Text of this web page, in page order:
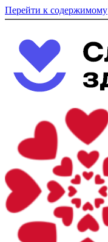
Перейти к содержимому